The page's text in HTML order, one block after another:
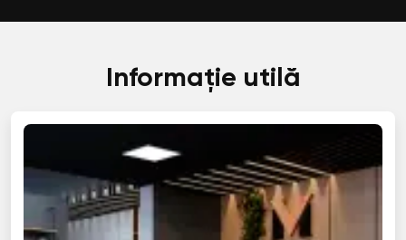
Informație utilă